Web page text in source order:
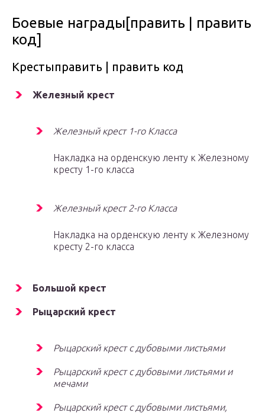
Боевые награды[править | править
код]
Крестыправить | править код
Железный крест
Железный крест 1-го Класса
Накладка на орденскую ленту к Железному
кресту 1-го класса
Железный крест 2-го Класса
Накладка на орденскую ленту к Железному
кресту 2-го класса
Большой крест
Рыцарский крест
Рыцарский крест с дубовыми листьями
Рыцарский крест с дубовыми листьями и
мечами
Рыцарский крест с дубовыми листьями,